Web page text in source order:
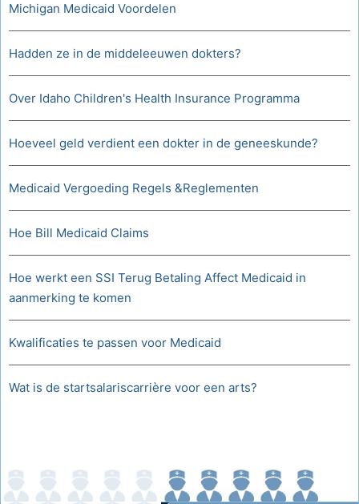
Michigan Medicaid Voordelen
Hadden ze in de middeleeuwen dokters?
Over Idaho Children's Health Insurance Programma
Hoeveel geld verdient een dokter in de geneeskunde?
Medicaid Vergoeding Regels &Reglementen
Hoe Bill Medicaid Claims
Hoe werkt een SSI Terug Betaling Affect Medicaid in
aanmerking te komen
Kwalificaties te passen voor Medicaid
Wat is de startsalariscarrière voor een arts?